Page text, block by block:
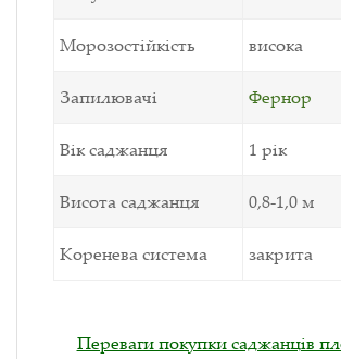
Морозостійкість висока
Запилювачі Фернор
Вік саджанця 1 рік
Висота саджанця 0,8-1,0 м
Коренева система закрита
Переваги покупки саджанців